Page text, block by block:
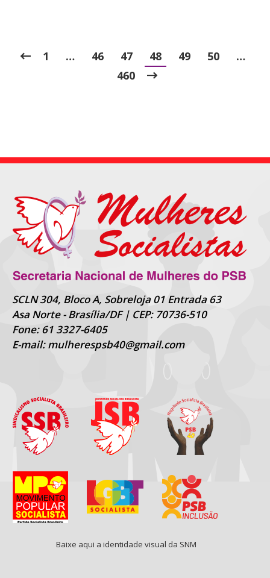
1 … 46 47 48 49 50
…
460
SCLN 304, Bloco A, Sobreloja 01 Entrada 63
Asa Norte - Brasília/DF | CEP: 70736-510
Fone: 61 3327-6405
E-mail: mulherespsb40@gmail.com
Baixe aqui a identidade visual da SNM